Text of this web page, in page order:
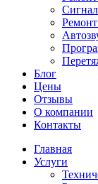
Блог
Цены
Отзывы
О компании
Контакты
Главная
Услуги